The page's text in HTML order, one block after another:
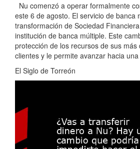
Nu comenzó a operar formalmente
este 6 de agosto. El servicio de banca
transformación de Sociedad
institución de banca múltiple. Este
protección de los recursos de sus más
clientes y le permite avanzar hacia
El Siglo de Torreón